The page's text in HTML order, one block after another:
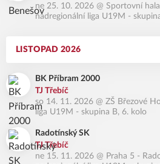
ne 25. 10. 2026 @ Sportovní
nadregionální liga U19M -
LISTOPAD 2026
BK Příbram 2000
TJ Třebíč
so 14. 11. 2026 @ ZŠ Březové
liga U19M - skupina B, 6. kolo
Radotínský SK
TJ Třebíč
ne 15. 11. 2026 @ Praha 5 -